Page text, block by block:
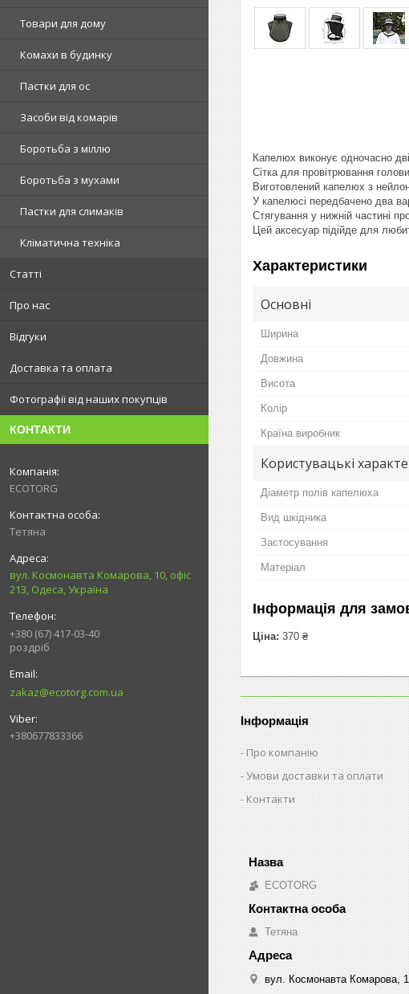
Товари для дому
Комахи в будинку
Пастки для ос
Засоби від комарів
Боротьба з міллю
Боротьба з мухами
Пастки для слимаків
Кліматична техніка
Статті
Про нас
Відгуки
Доставка та оплата
Фотографії від наших покупців
КОНТАКТИ
ECOTORG
Тетяна
вул. Космонавта Комарова, 10, офіс
213, Одеса, Україна
+380 (67) 417-03-40
роздріб
zakaz@ecotorg.com.ua
+380677833366
Капелюх виконує одночасно
Сітка для провітрювання
Виготовлений капелюх з
У капелюсі передбачено два
Стягування у нижній частині
Цей аксесуар підійде для
Характеристики
Основні
Ширина
Довжина
Висота
Колір
Країна виробник
Користувацькі
Діаметр полів капелюха
Вид шкідника
Застосування
Матеріал
Інформація для
Ціна: 370 ₴
Інформація
Про компанію
Умови доставки та оплати
Контакти
ECOTORG
Тетяна
вул. Космонавта Комарова,